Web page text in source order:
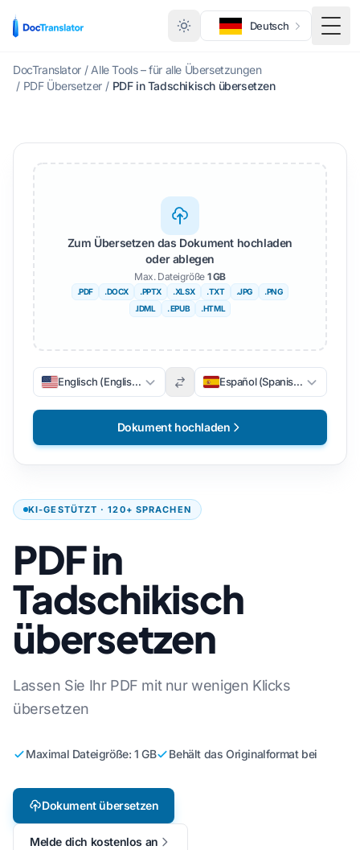
Deutsch
DocTranslator / Alle Tools – für alle Übersetzungen
/ PDF Übersetzer / PDF in Tadschikisch übersetzen
KI-GESTÜTZT · 120+ SPRACHEN
PDF in
Tadschikisch
übersetzen
Lassen Sie Ihr PDF mit nur wenigen Klicks
übersetzen
Maximal Dateigröße: 1 GB Behält das Originalformat bei
Dokument übersetzen
Melde dich kostenlos an
Zum Übersetzen das Dokument hochladen
oder ablegen
Max. Dateigröße 1 GB
.PDF .DOCX .PPTX .XLSX .TXT .JPG
.PNG
.IDML
. EPUB .HTML
Englisch (Englisch) Español (Spanisch)
Dokument hochladen